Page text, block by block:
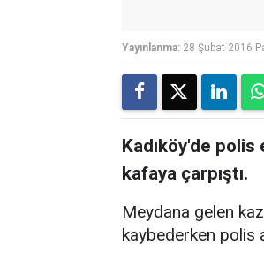
Yayınlanma: 28 Şubat 2016
Kadıköy'de
kafaya çarpıştı.
Meydana gelen
kaybederken polis